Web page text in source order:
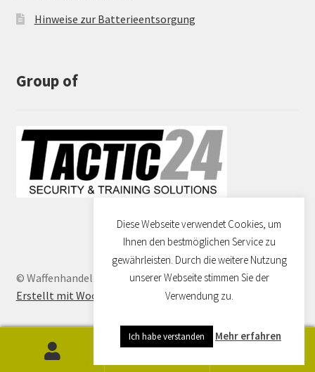
Hinweise zur Batterieentsorgung
Group of
© Waffenhandel Dresden 2026
Erstellt mit WooCommerce
0
Diese Webseite verwendet Cookies, um
Ihnen den bestmöglichen Service zu
gewährleisten. Durch die weitere Nutzung
unserer Webseite stimmen Sie der
Verwendung zu.
Ich habe verstanden Mehr erfahren